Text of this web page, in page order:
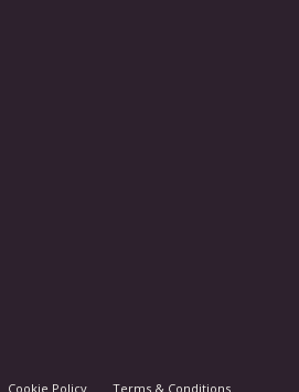
Cookie Policy Terms & Conditions